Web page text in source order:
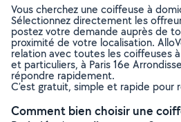
Vous cherchez une coiffeuse à
Sélectionnez directement les
postez votre demande auprès de
proximité de votre localisation.
relation avec toutes les coiffeuses
et particuliers, à Paris 16e
répondre rapidement.
C’est gratuit, simple et rapide pour
Comment bien choisir une